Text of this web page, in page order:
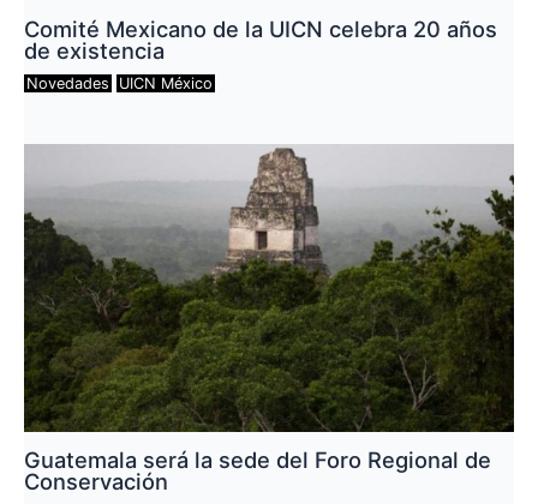
Comité Mexicano de la UICN celebra 20 años
de existencia
Novedades UICN México
Guatemala será la sede del Foro Regional de
Conservación